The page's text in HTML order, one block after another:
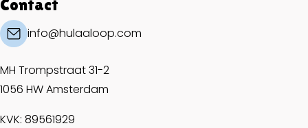
Contact
info@hulaaloop.com
MH Trompstraat 31-2
1056 HW Amsterdam
KVK: 89561929